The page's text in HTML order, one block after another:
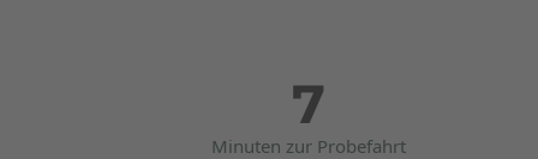
7
Minuten zur Probefahrt